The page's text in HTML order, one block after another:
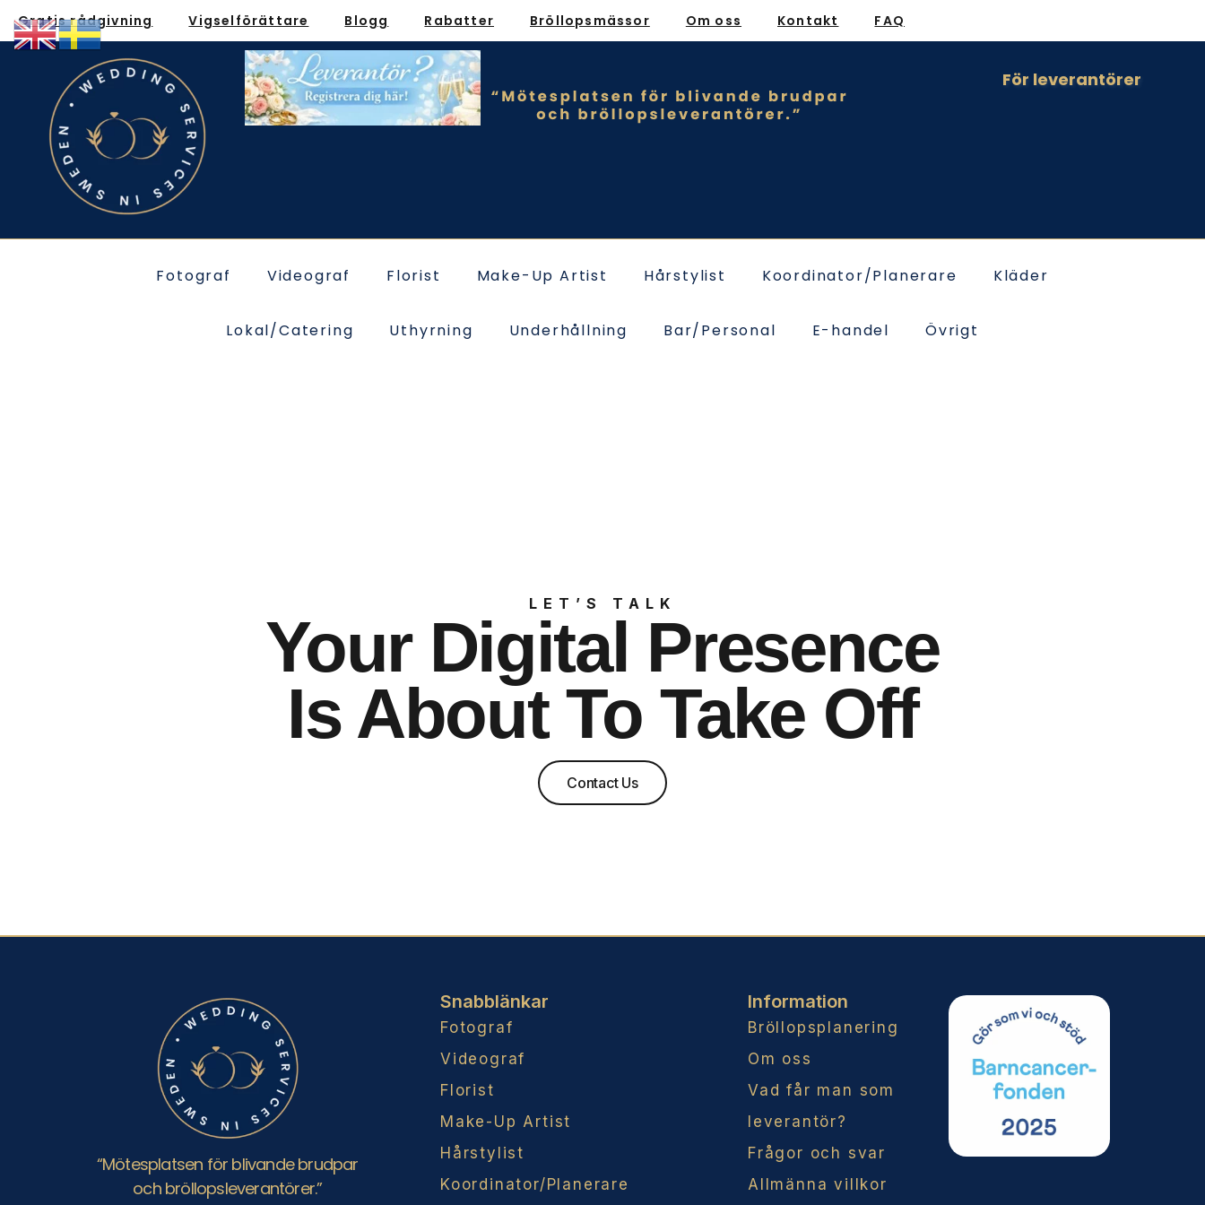
Gratis rådgivning Vigselförättare Blogg Rabatter Bröllopsmässor Om oss Kontakt FAQ
För leverantörer
Fotograf Videograf Florist Make-Up Artist Hårstylist Koordinator/Planerare Kläder
Lokal/Catering Uthyrning Underhållning Bar/Personal E-handel Övrigt
LET’S TALK
Your Digital Presence
Is About To Take Off
Contact Us
“Mötesplatsen för blivande brudpar
och bröllopsleverantörer.”
Snabblänkar
Fotograf
Videograf
Florist
Make-Up Artist
Hårstylist
Koordinator/Planerare
Information
Bröllopsplanering
Om oss
Vad får man som
leverantör?
Frågor och svar
Allmänna villkor